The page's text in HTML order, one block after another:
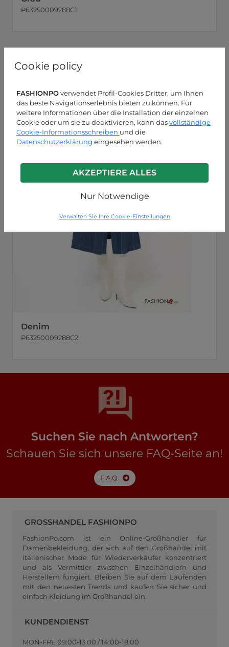
Cookie policy
FASHIONPOverwendet Profil-Cookies Dritter, um Ihnen
das beste Navigationserlebnis bieten zu können. Für
weitere Informationen über die Installation der einzelnen
Cookie oder um sie zu deaktivieren, kann dasvollständige
Cookie-Informationsschreiben und die
Datenschutzerklärung eingesehen werden.
AKZEPTIERE ALLES
Nur Notwendige
Verwalten Sie Ihre Cookie-Einstellungen
P63250009288C1
Denim
P63250009288C2
Suchen Sie nach Antworten?
Schauen Sie sich unsere FAQ-Seite an!
F.A.Q.
GROSSHANDEL FASHIONPO
FashionPo.com ist ein Online-Großhändler für
Damenbekleidung, der sich auf den Großhandel mit
italienischer Mode für Wiederverkäufer konzentriert
und als Vermittler zwischen Einzelhändlern und
Herstellern fungiert. Bleiben Sie auf dem Laufenden
mit den neuesten Trends und kaufen Sie sicher und
einfach Kleidung im Großhandel ein.
KUNDENDIENST
MON-FRE 09:00-13:00 / 14:00-18:00